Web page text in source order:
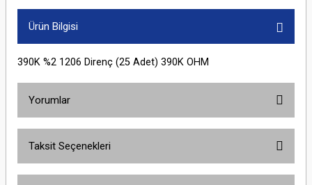
Ürün Bilgisi
390K %2 1206 Direnç (25 Adet) 390K OHM
Yorumlar
Taksit Seçenekleri